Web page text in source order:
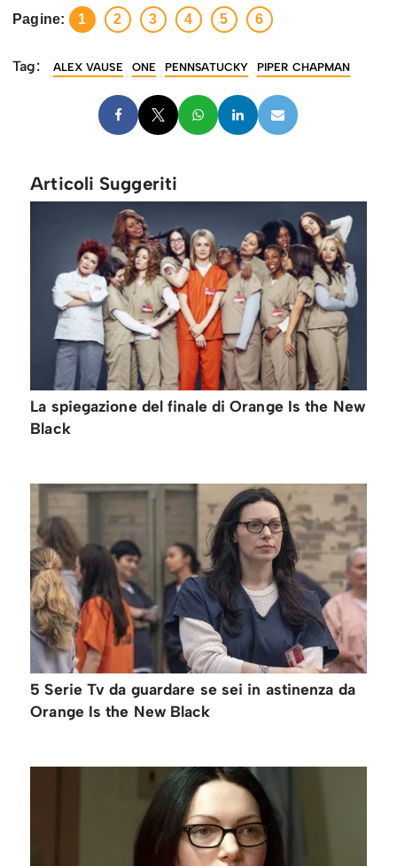
Pagine: 1 2 3 4 5 6
Tag: ALEX VAUSE ONE PENNSATUCKY PIPER CHAPMAN
Articoli Suggeriti
La spiegazione del finale di Orange Is the New
Black
5 Serie Tv da guardare se sei in astinenza da
Orange Is the New Black